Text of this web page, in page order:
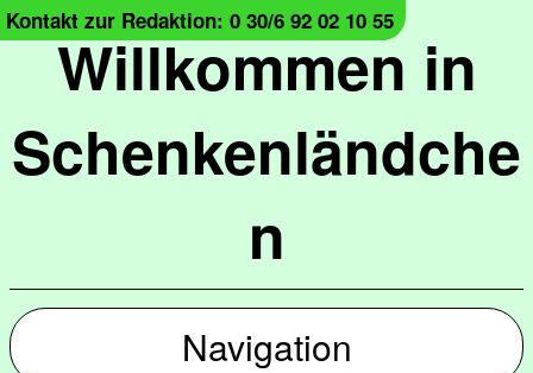
Willkommen in
Schenkenländche
n
Kontakt zur Redaktion: 0 30/6 92 02 10 55
Navigation